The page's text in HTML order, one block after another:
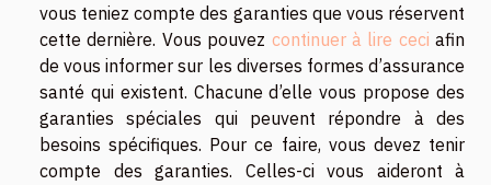
vous teniez compte des garanties que vous réservent
cette dernière. Vous pouvez continuer à lire ceci afin
de vous informer sur les diverses formes d’assurance
santé qui existent. Chacune d’elle vous propose des
garanties spéciales qui peuvent répondre à des
besoins spécifiques. Pour ce faire, vous devez tenir
compte des garanties. Celles-ci vous aideront à